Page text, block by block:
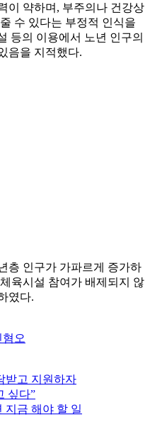
이 약하며, 부주의나 건강상
수 있다는 부정적 인식을
등의 이용에서 노년 인구의
음을 지적했다.
층 인구가 가파르게 증가하
육시설 참여가 배제되지 않
였다.
혐오
받고 지원하자
싶다”
지금 해야 할 일